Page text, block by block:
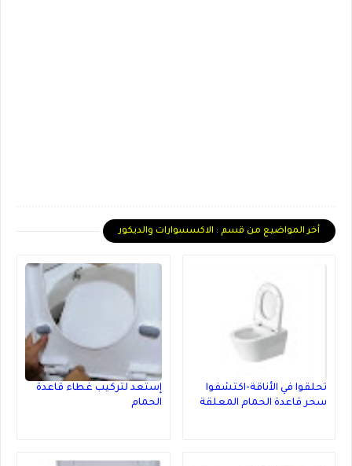
أخر المواضيع من قسم : الاكسسوارات والديكور
تحلقوا في الأناقة-اكتشفوا
سحر قاعدة الحمام المعلقة
إستعد لتركيب غطاء قاعدة
الحمام